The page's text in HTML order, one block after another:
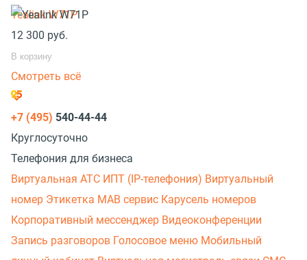
Yealink W71P
12 300 руб.
В корзину
Смотреть всё
+7 (495) 540-44-44
Круглосуточно
Телефония для бизнеса
Виртуальная АТС ИПТ (IP-телефония) Виртуальный
номер Этикетка МАВ сервис Карусель номеров
Корпоративный мессенджер Видеоконференции
Запись разговоров Голосовое меню Мобильный